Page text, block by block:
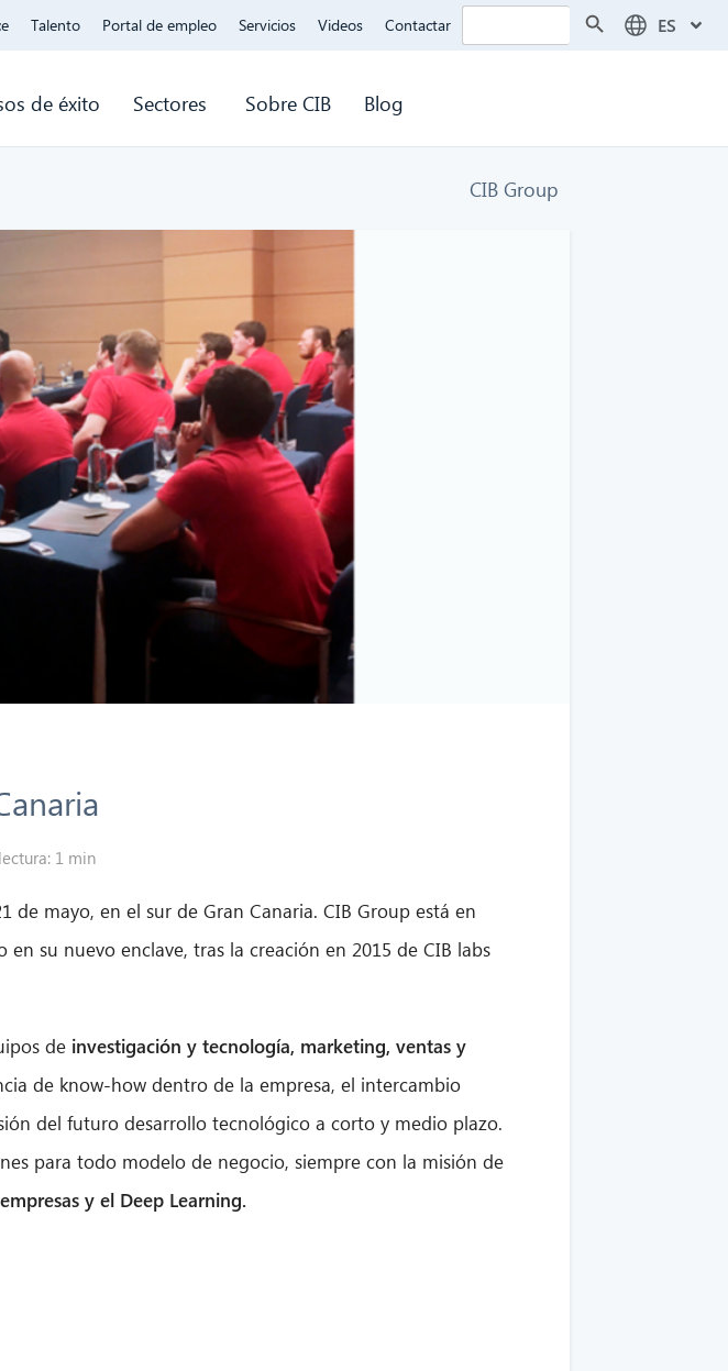
Talento Portal de empleo Servicios Videos Contactar Buscar: ES
de éxito Sectores Sobre CIB Blog
CIB Group
1 min
mayo, en el sur de Gran Canaria. CIB Group está en
su nuevo enclave, tras la creación en 2015 de CIB labs
de investigación y tecnología, marketing, ventas y
de know-how dentro de la empresa, el intercambio
del futuro desarrollo tecnológico a corto y medio plazo.
para todo modelo de negocio, siempre con la misión de
y el Deep Learning.